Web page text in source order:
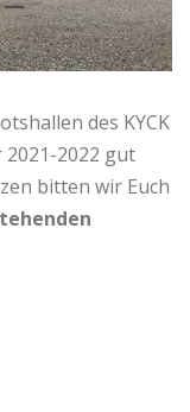
des KYCK
2022 gut
bitten wir Euch